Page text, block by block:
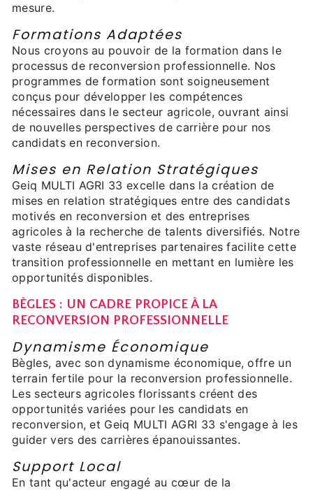
mesure.
Formations Adaptées
Nous croyons au pouvoir de la formation dans le
processus de reconversion professionnelle. Nos
programmes de formation sont soigneusement
conçus pour développer les compétences
nécessaires dans le secteur agricole, ouvrant ainsi
de nouvelles perspectives de carrière pour nos
candidats en reconversion.
Mises en Relation Stratégiques
Geiq MULTI AGRI 33 excelle dans la création de
mises en relation stratégiques entre des candidats
motivés en reconversion et des entreprises
agricoles à la recherche de talents diversifiés. Notre
vaste réseau d'entreprises partenaires facilite cette
transition professionnelle en mettant en lumière les
opportunités disponibles.
BÈGLES : UN CADRE PROPICE À LA
RECONVERSION PROFESSIONNELLE
Dynamisme Économique
Bègles, avec son dynamisme économique, offre un
terrain fertile pour la reconversion professionnelle.
Les secteurs agricoles florissants créent des
opportunités variées pour les candidats en
reconversion, et Geiq MULTI AGRI 33 s'engage à les
guider vers des carrières épanouissantes.
Support Local
En tant qu'acteur engagé au cœur de la